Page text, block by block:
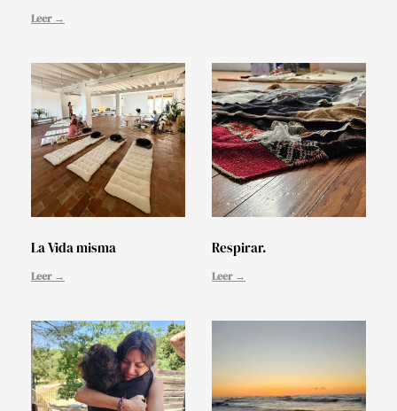
Leer →
La Vida misma
Leer →
Respirar.
Leer →